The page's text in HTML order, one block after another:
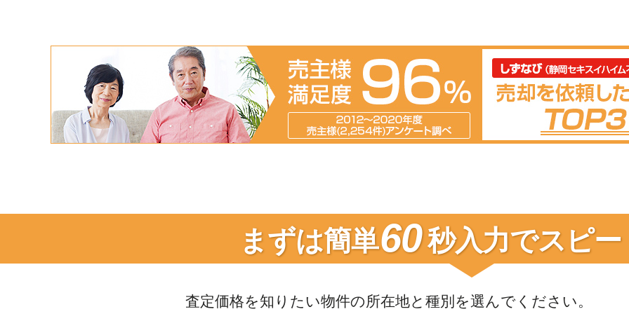
まずは簡単60秒入力でスピー
査定価格を知りたい物件の所在地と種別を選んでください。